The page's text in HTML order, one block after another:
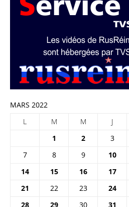
MARS 2022
L
M M J
1
2 3
7
8 9 10
14
15 16 17
21
22 23 24
28
29 30 31